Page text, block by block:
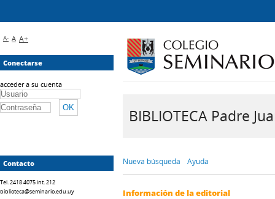
BIBLIOTECA Padre
Nueva búsqueda Ayuda
Información de la editorial
A- A A+
Conectarse
acceder a su cuenta
Contacto
Tel. 2418 4075 int. 212
biblioteca@seminario.edu.uy